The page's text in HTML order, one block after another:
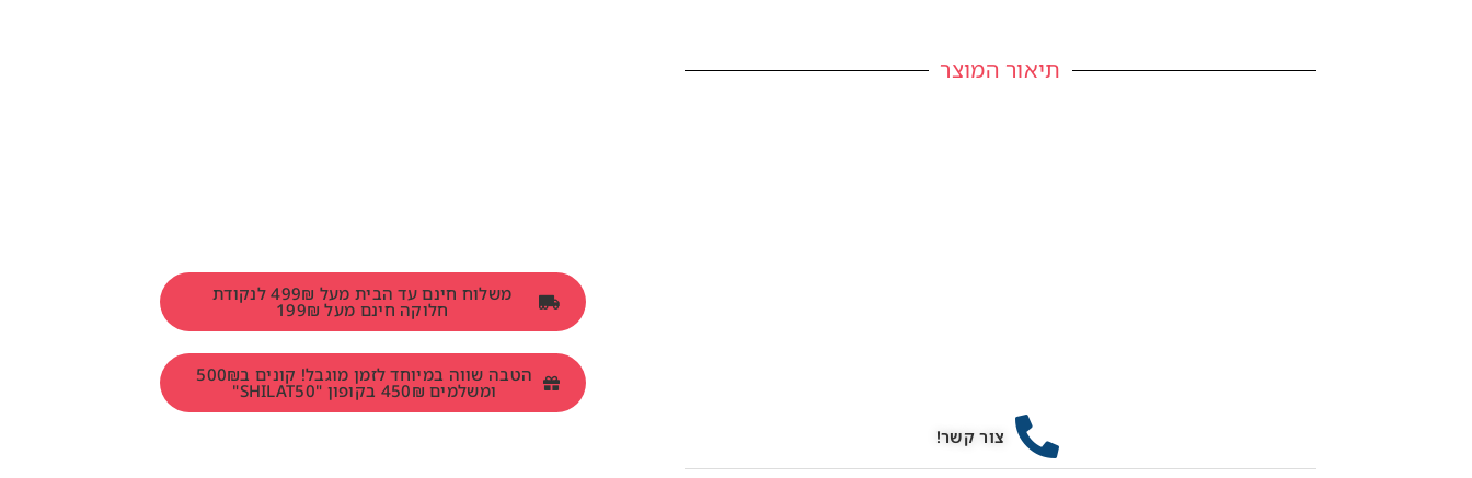
תיאור המוצר
צור קשר!
משלוח חינם עד הבית מעל 499₪ לנקודת
חלוקה חינם מעל 199₪
הטבה שווה במיוחד לזמן מוגבל! קונים ב500₪
ומשלמים 450₪ בקופון "SHILAT50"